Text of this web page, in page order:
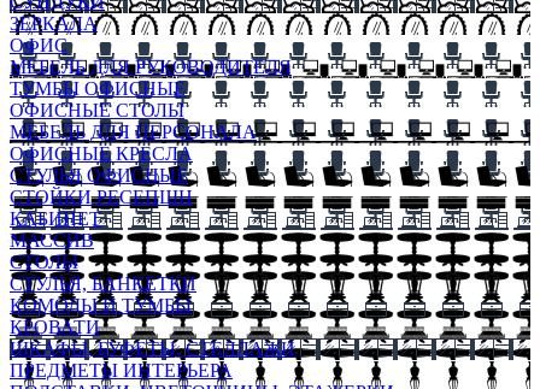
ЗЕРКАЛА
ОФИС
МЕБЕЛЬ ДЛЯ РУКОВОДИТЕЛЯ
ТУМБЫ ОФИСНЫЕ
ОФИСНЫЕ СТОЛЫ
МЕБЕЛЬ ДЛЯ ПЕРСОНАЛА
ОФИСНЫЕ КРЕСЛА
СТУЛЬЯ ОФИСНЫЕ
СТОЙКИ РЕСЕПШН
КАБИНЕТ
МАССИВ
СТОЛЫ
СТУЛЬЯ, БАНКЕТКИ
КОМОДЫ И ТУМБЫ
КРОВАТИ
ШКАФЫ, БУФЕТЫ, СТЕЛЛАЖИ
ПРЕДМЕТЫ ИНТЕРЬЕРА